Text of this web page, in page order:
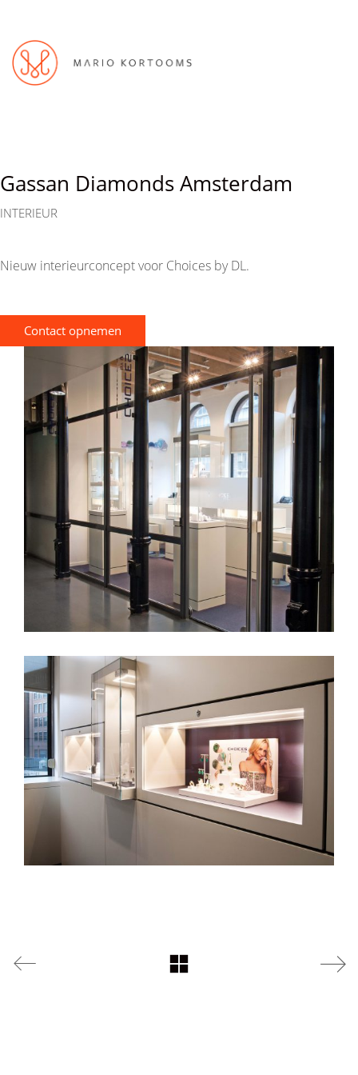
Gassan Diamonds Amsterdam
INTERIEUR
Nieuw interieurconcept voor Choices by DL.
Contact opnemen